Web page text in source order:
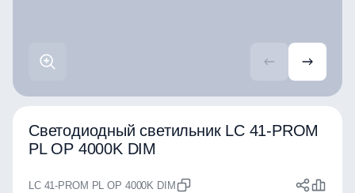
Светодиодный светильник LC 41-PROM
PL OP 4000K DIM
LC 41-PROM PL OP 4000K DIM